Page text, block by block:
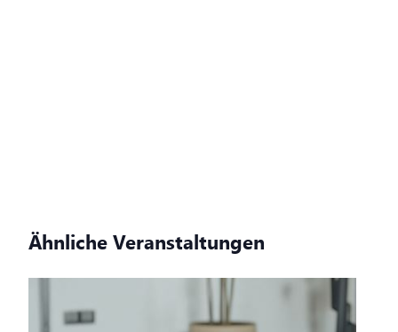
Ähnliche Veranstaltungen